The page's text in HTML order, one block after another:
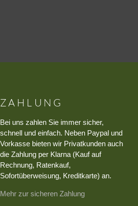
ZAHLUNG
Bei uns zahlen Sie immer sicher,
schnell und einfach. Neben Paypal und
Vorkasse bieten wir Privatkunden auch
die Zahlung per Klarna (Kauf auf
Rechnung, Ratenkauf,
Sofortüberweisung, Kreditkarte) an.
Mehr zur sicheren Zahlung